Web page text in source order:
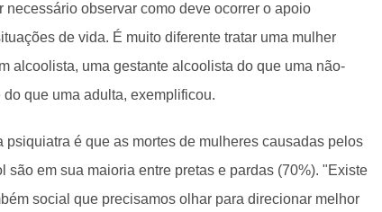
necessário observar como deve ocorrer o apoio
de vida. É muito diferente tratar uma mulher
alcoolista, uma gestante alcoolista do que uma não-
que uma adulta, exemplificou.
psiquiatra é que as mortes de mulheres causadas pelos
são em sua maioria entre pretas e pardas (70%). "Existe
social que precisamos olhar para direcionar melhor